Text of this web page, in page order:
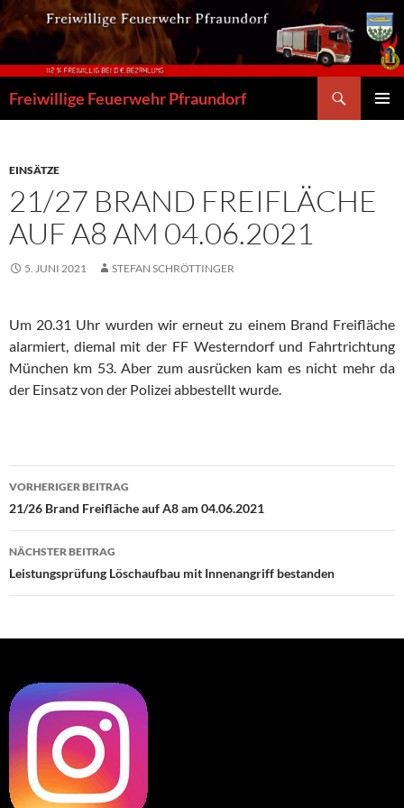
Zum
Inhalt
springen
Freiwillige Feuerwehr Pfraundorf
EINSÄTZE
21/27 BRAND FREIFLÄCHE
AUF A8 AM 04.06.2021
5. JUNI 2021 STEFAN SCHRÖTTINGER
Um 20.31 Uhr wurden wir erneut zu einem Brand Freifläche
alarmiert, diemal mit der FF Westerndorf und Fahrtrichtung
München km 53. Aber zum ausrücken kam es nicht mehr da
der Einsatz von der Polizei abbestellt wurde.
Beitragsnavigation
VORHERIGER BEITRAG
21/26 Brand Freifläche auf A8 am 04.06.2021
NÄCHSTER BEITRAG
Leistungsprüfung Löschaufbau mit Innenangriff bestanden